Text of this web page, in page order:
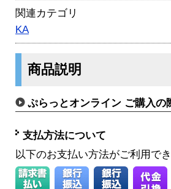
関連カテゴリ
KA
商品説明
ぷらっとオンライン ご購入の
支払方法について
以下のお支払い方法がご利用で